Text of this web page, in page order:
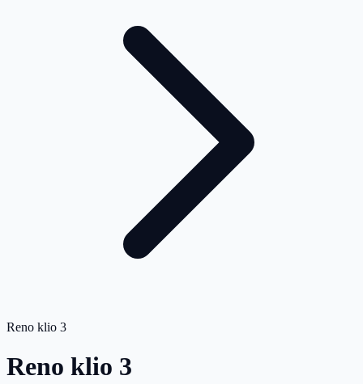
Reno klio 3
Reno klio 3